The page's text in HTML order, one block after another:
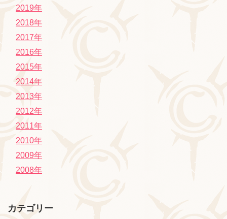
2019年
2018年
2017年
2016年
2015年
2014年
2013年
2012年
2011年
2010年
2009年
2008年
カテゴリー